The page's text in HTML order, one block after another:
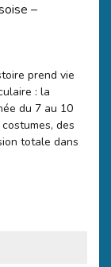
–
prend vie
: la
du 7 au 10
des
totale dans